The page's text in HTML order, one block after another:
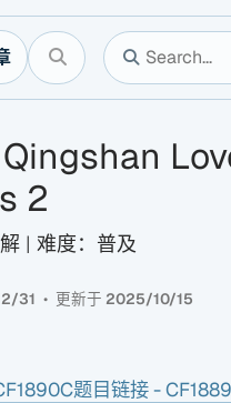
2
| 难度：普及
31 更新于 2025/10/15
题目链接 -